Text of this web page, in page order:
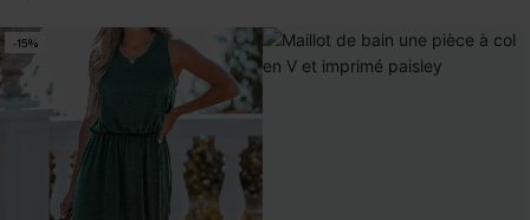
-15%